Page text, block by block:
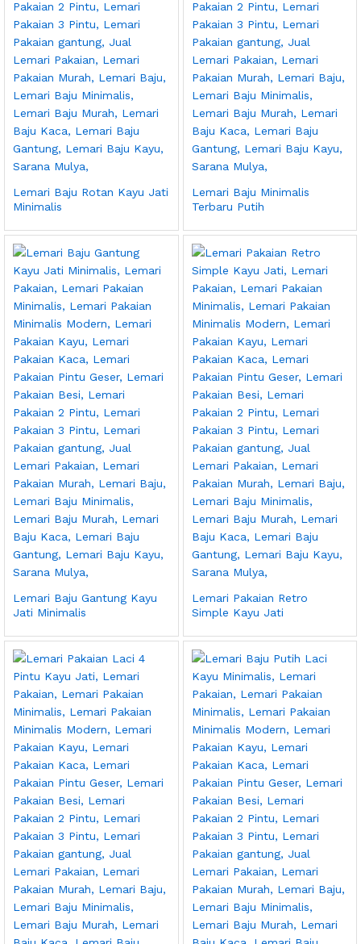
Lemari Baju Rotan Kayu Jati
Minimalis
Lemari Baju Minimalis
Terbaru Putih
Lemari Baju Gantung Kayu
Jati Minimalis
Lemari Pakaian Retro
Simple Kayu Jati